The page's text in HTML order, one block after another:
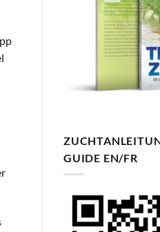
GUIDE EN/FR